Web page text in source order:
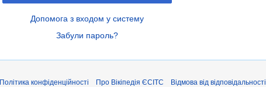
Допомога з входом у систему
Забули пароль?
Політика конфіденційності Про Вікіпедія ЄСІТС Відмова від відповідальності